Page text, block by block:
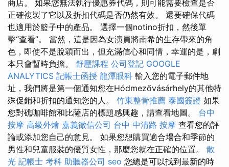
商店。 如果您無法執行優惠券代碼，則可能需要檢查是否
正確複製了它以及折扣代碼是否仍然有效。 還要確保代碼
也適用於籃子中的產品。 選擇一個notino折扣，然後單
擊“查看”。 當然，這是因為女演員將南希的生存帶來的角
色，即使不是脫穎而出，但充滿信心和同情，幸運的是，劇
本只會暫時負擔。 舒壓課程 公司登記 GOOGLE
ANALYTICS 記帳士函授 龍潭眼科 輸入您的電子郵件地
址，我們將是第一個通知您在Hódmezővásárhely的其他特
殊促銷和折扣的通知您的人。 竹東整骨推薦 泰國簽證 如果
您對礁咖啡館和比薩店的標題感興趣，請查看地圖。 台中
按摩 高級外燴 嘉義徵信公司 台中 中清路 按摩 查看您的評
論或添加您自己的意見。 如果您想購買適合場合和季節的
男性和兒童服裝的優質女性，那麼您就在正確的位置。 散
光 記帳士 考科 助聽器公司 seo 您總是可以找到最新的時